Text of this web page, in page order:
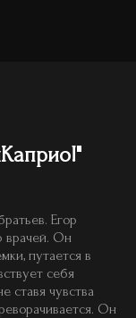
Егор
врачей. Он
путается в
себя
ставя чувства
Он